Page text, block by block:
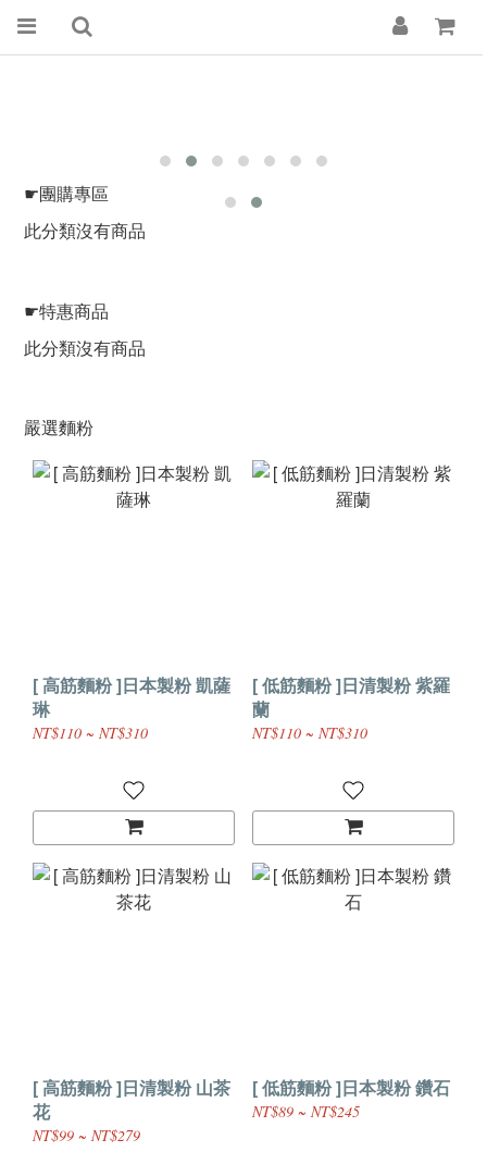
☛團購專區
此分類沒有商品
☛特惠商品
此分類沒有商品
嚴選麵粉
[ 高筋麵粉 ]日本製粉 凱薩
琳
NT$110 ~ NT$310
[ 低筋麵粉 ]日清製粉 紫羅
蘭
NT$110 ~ NT$310
[ 高筋麵粉 ]日清製粉 山茶
花
NT$99 ~ NT$279
[ 低筋麵粉 ]日本製粉 鑽石
NT$89 ~ NT$245